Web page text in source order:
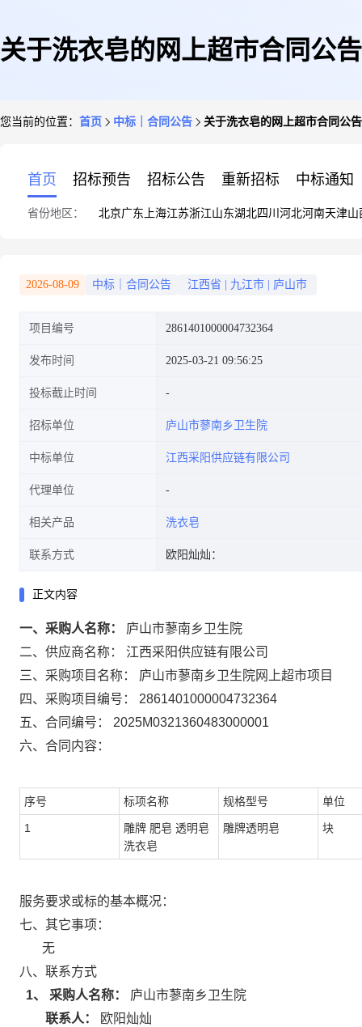
关于洗衣皂的网上超市合同公告
您当前的位置： 首页 中标｜合同公告 关于洗衣皂的网上超市合同公告
首页 招标预告 招标公告 重新招标 中标通知
省份地区： 北京广东 上海江苏浙江山东湖北四川 河北河南天津山
2026-08-09 中标｜合同公告 江西省 九江市 庐山市
项目编号 2861401000004732364
发布时间 2025-03-21 09:56:25
投标截止时间
招标单位 庐山市蓼南乡卫生院
中标单位 江西采阳供应链有限公司
代理单位
相关产品 洗衣皂
联系方式 欧阳灿灿：
正文内容
一、采购人名称：
庐山市蓼南乡卫生院
二、供应商名称：
江西采阳供应链有限公司
三、采购项目名称：
庐山市蓼南乡卫生院网上超市项目
四、采购项目编号：
2861401000004732364
五、合同编号：
2025M0321360483000001
六、合同内容：
序号 标项名称 规格型号 单位
1
雕牌 肥皂 透明皂
洗衣皂
雕牌透明皂 块
服务要求或标的基本概况：
七、其它事项：
无
八、联系方式
1、 采购人名称：
庐山市蓼南乡卫生院
联系人：
欧阳灿灿